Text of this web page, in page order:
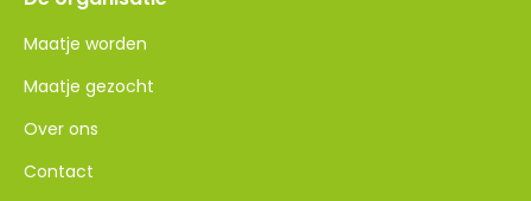
Maatje worden
Maatje gezocht
Over ons
Contact